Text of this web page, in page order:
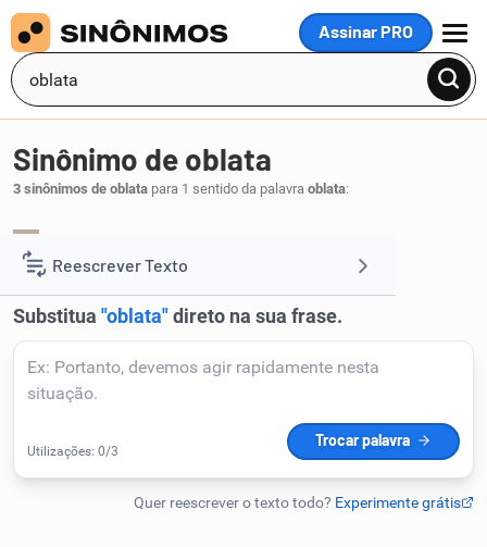
Assinar PRO
MENU
Reescrever Texto
Resumir Texto
Corrigir Texto
Detector de IA
Humanizador de IA
Sinônimo de oblata
3 sinônimos de oblata para 1 sentido da palavra oblata: